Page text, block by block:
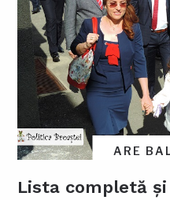
ARE
Lista completă